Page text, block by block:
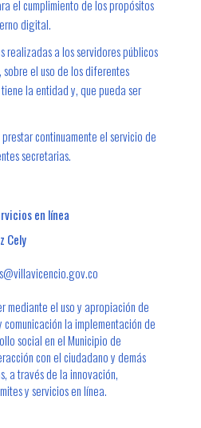
el cumplimiento de los propósitos
digital.
realizadas a los servidores públicos
el uso de los diferentes
la entidad y, que pueda ser
continuamente el servicio de
secretarias.
en línea
Cely
mediante el uso y apropiación de
la implementación de
social en el Municipio de
con el ciudadano y demás
a través de la innovación,
y servicios en línea.​